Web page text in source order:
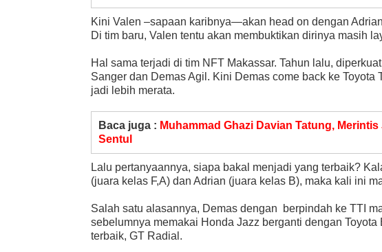
Kini Valen –sapaan karibnya—akan head on dengan
Di tim baru, Valen tentu akan membuktikan dirinya masih
Hal sama terjadi di tim NFT Makassar. Tahun lalu,
Sanger dan Demas Agil. Kini Demas come back ke Toyota
jadi lebih merata.
Baca juga : Muhammad Ghazi Davian Tatung,
Sentul
Lalu pertanyaannya, siapa bakal menjadi yang terbaik?
(juara kelas F,A) dan Adrian (juara kelas B), maka kali ini
Salah satu alasannya, Demas dengan berpindah ke TTI
sebelumnya memakai Honda Jazz berganti dengan
terbaik, GT Radial.